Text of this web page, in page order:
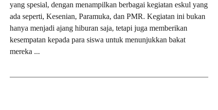
yang spesial, dengan menampilkan berbagai kegiatan eskul yang
ada seperti, Kesenian, Paramuka, dan PMR. Kegiatan ini bukan
hanya menjadi ajang hiburan saja, tetapi juga memberikan
kesempatan kepada para siswa untuk menunjukkan bakat
mereka ...